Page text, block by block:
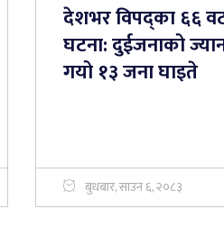
देशभर विपद्का ६६
घटना: दुईजनाको
गयो १३ जना घाइते
बुधबार, साउन ६, २०८३